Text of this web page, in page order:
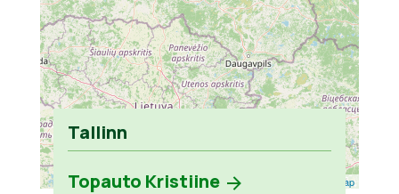
Leaflet OpenStreetMap
Tallinn
Topauto Kristiine